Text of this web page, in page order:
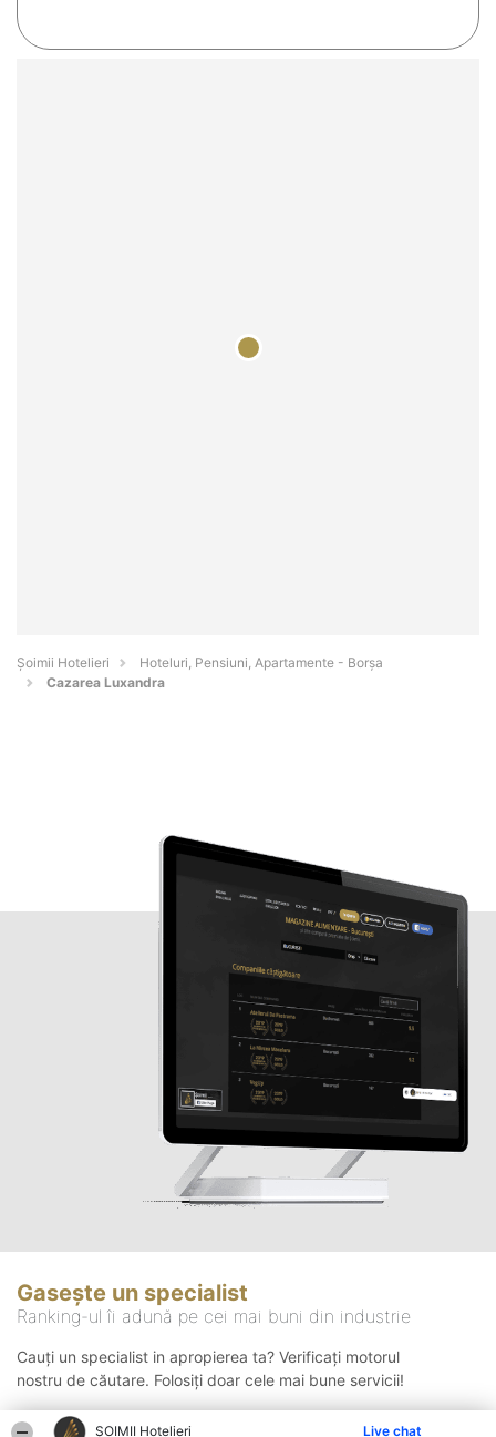
ȘOIMII Hotelieri Live chat
Șoimii Hotelieri
Hoteluri, Pensiuni, Apartamente - Borşa
Cazarea Luxandra
Gasește un specialist
Ranking-ul îi adună pe cei mai buni din industrie
Cauți un specialist in apropierea ta? Verificați motorul
nostru de căutare. Folosiți doar cele mai bune servicii!